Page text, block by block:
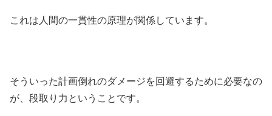
これは人間の一貫性の原理が関係しています。
そういった計画倒れのダメージを回避するために必要なの
が、段取り力ということです。